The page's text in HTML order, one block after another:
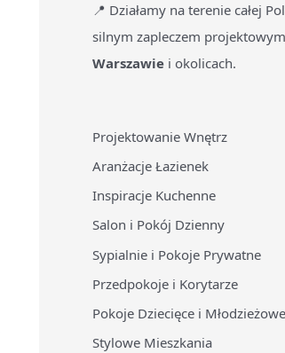
📍 Działamy na terenie całej
silnym zapleczem
Warszawie i okolicach.
Projektowanie Wnętrz
Aranżacje Łazienek
Inspiracje Kuchenne
Salon i Pokój Dzienny
Sypialnie i Pokoje Prywatne
Przedpokoje i Korytarze
Pokoje Dziecięce i Młodzieżowe
Stylowe Mieszkania